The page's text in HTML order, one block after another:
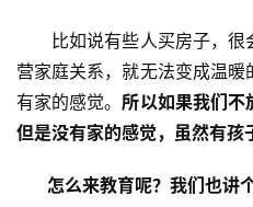
比如说有些人买房子，很
营家庭关系，就无法变成温
有家的感觉。 所以如果我们不
但是没有家的感觉，虽然有孩
怎么来教育呢？我们也讲个